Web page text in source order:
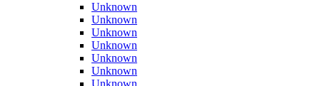
Unknown
Unknown
Unknown
Unknown
Unknown
Unknown